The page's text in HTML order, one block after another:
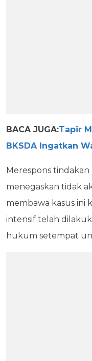
BACA JUGA:Tapir
BKSDA Ingatkan
Merespons
menegaskan tidak
membawa kasus ini
intensif telah
hukum setempat